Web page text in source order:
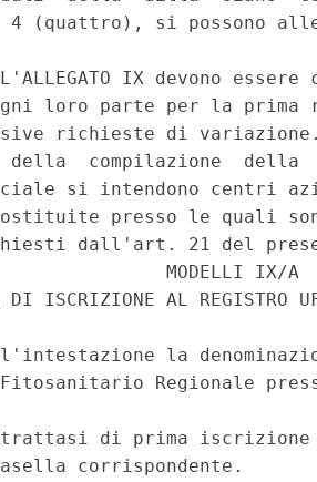
(quattro), si possono
IX devono
loro parte per la
richieste di
della  compilazione  della
si intendono centri
presso le quali
dall'art. 21 del
MODELLI IX/A
DI ISCRIZIONE AL REGISTRO
la
Regionale
di prima
corrispondente.